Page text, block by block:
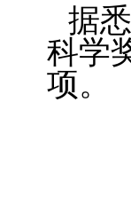
据
科学
项。